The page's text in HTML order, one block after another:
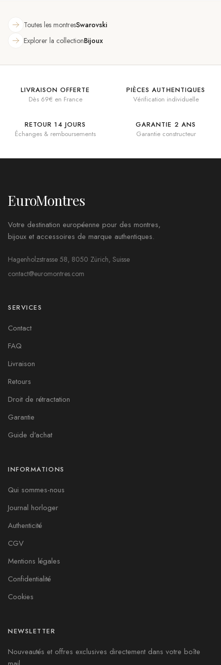
Toutes les montresSwarovski
Explorer la collectionBijoux
LIVRAISON OFFERTE
Dès 69€ en France
PIÈCES AUTHENTIQUES
Vérification individuelle
RETOUR 14 JOURS
Échanges & remboursements
GARANTIE 2 ANS
Garantie constructeur
EuroMontres
Votre destination européenne pour des montres,
bijoux et accessoires de marque authentiques.
Hagenholzstrasse 58, 8050 Zürich, Suisse
contact@euromontres.com
SERVICES
Contact
FAQ
Livraison
Retours
Droit de rétractation
Garantie
Guide d'achat
INFORMATIONS
Qui sommes-nous
Journal horloger
Authenticité
CGV
Mentions légales
Confidentialité
Cookies
NEWSLETTER
Nouveautés et offres exclusives directement dans votre boîte